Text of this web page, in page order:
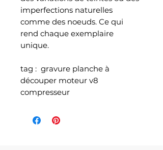
imperfections naturelles
comme des noeuds. Ce qui
rend chaque exemplaire
unique.
tag : gravure planche à
découper moteur v8
compresseur